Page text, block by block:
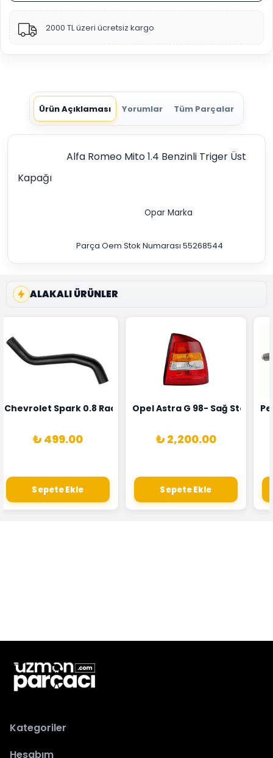
2000 TL üzeri ücretsiz kargo
Ürün Açıklaması Yorumlar Tüm Parçalar
Alfa Romeo Mito 1.4 Benzinli Triger Üst
Kapağı
Opar Marka
Parça Oem Stok Numarası 55268544
ALAKALI ÜRÜNLER
1628HN-0258010081
Alternatörü Valeo Marka 05E903018G
Chevrolet Spark 0.8 Radyatör Üst Hortumu Rapro Marka
₺ 499.00
Sepete Ekle
Opel Astra G 98- Sağ Stop
₺ 2,200.00
Sepete Ekle
Kategoriler
Hesabım